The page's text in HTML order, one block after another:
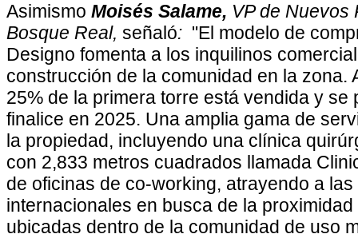
Asimismo Moisés Salame, VP de Nuevos
Bosque Real, señaló: "El modelo de
Designo fomenta a los inquilinos
construcción de la comunidad en la zona.
25% de la primera torre está vendida y
finalice en 2025. Una amplia gama de
la propiedad, incluyendo una clínica
con 2,833 metros cuadrados llamada
de oficinas de co-working, atrayendo a
internacionales en busca de la
ubicadas dentro de la comunidad de uso